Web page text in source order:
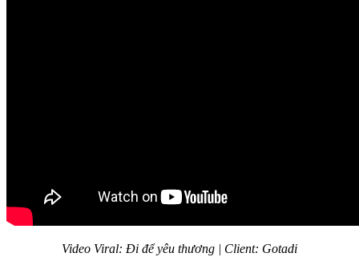
Video Viral: Đi để yêu thương | Client: Gotadi